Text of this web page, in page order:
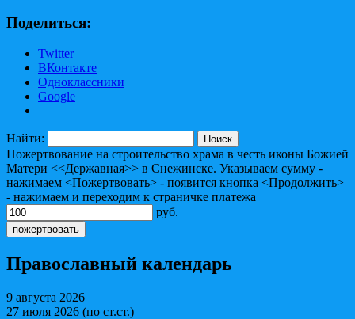
Поделиться:
Twitter
ВКонтакте
Одноклассники
Google
Найти:
Пожертвование на строительство храма в честь иконы Божией
Матери <<Державная>> в Снежинске. Указываем сумму -
нажимаем <Пожертвовать> - появится кнопка <Продолжить>
- нажимаем и переходим к страничке платежа
руб.
Православный календарь
9 августа 2026
27 июля 2026 (по ст.ст.)